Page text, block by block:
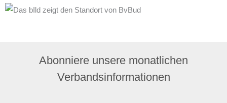
Abonniere unsere monatlichen
Verbandsinformationen